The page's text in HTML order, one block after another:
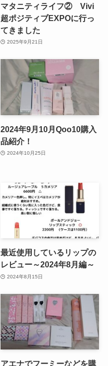
マタニティライフ② Vivi
超ポジティブEXPOに行っ
てきました
2025年9月21日
2024年9月10月Qoo10購入
品紹介！
2024年10月25日
最近使用しているリップの
レビュー～2024年8月編～
2024年8月15日
アエナでフーミーなどを購